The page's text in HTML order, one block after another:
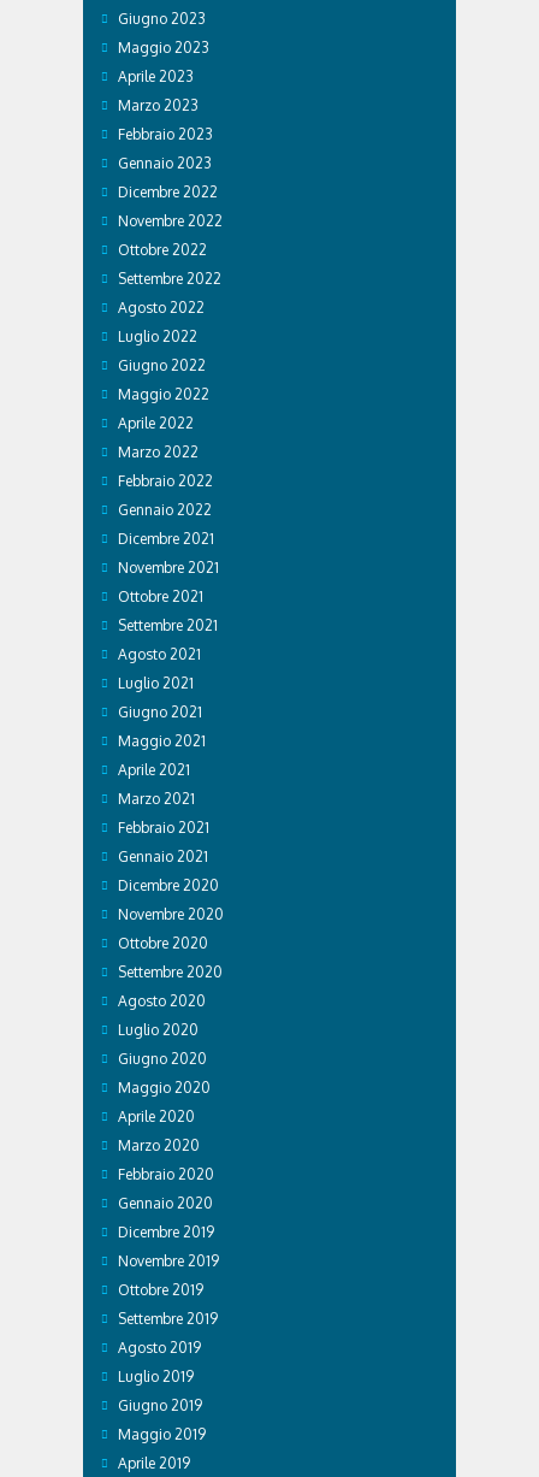
Giugno 2023
Maggio 2023
Aprile 2023
Marzo 2023
Febbraio 2023
Gennaio 2023
Dicembre 2022
Novembre 2022
Ottobre 2022
Settembre 2022
Agosto 2022
Luglio 2022
Giugno 2022
Maggio 2022
Aprile 2022
Marzo 2022
Febbraio 2022
Gennaio 2022
Dicembre 2021
Novembre 2021
Ottobre 2021
Settembre 2021
Agosto 2021
Luglio 2021
Giugno 2021
Maggio 2021
Aprile 2021
Marzo 2021
Febbraio 2021
Gennaio 2021
Dicembre 2020
Novembre 2020
Ottobre 2020
Settembre 2020
Agosto 2020
Luglio 2020
Giugno 2020
Maggio 2020
Aprile 2020
Marzo 2020
Febbraio 2020
Gennaio 2020
Dicembre 2019
Novembre 2019
Ottobre 2019
Settembre 2019
Agosto 2019
Luglio 2019
Giugno 2019
Maggio 2019
Aprile 2019